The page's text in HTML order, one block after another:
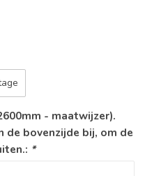
- maatwijzer).
de bovenzijde bij, om de
*